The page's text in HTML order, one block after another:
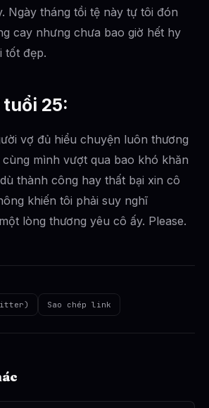
Ngày tháng tồi tệ này tự tôi đón
cay nhưng chưa bao giờ hết hy
tốt đẹp.
25:
vợ đủ hiểu chuyện luôn thương
mình vượt qua bao khó khăn
thành công hay thất bại xin cô
khiến tôi phải suy nghĩ
lòng thương yêu cô ấy. Please.
Sao chép link